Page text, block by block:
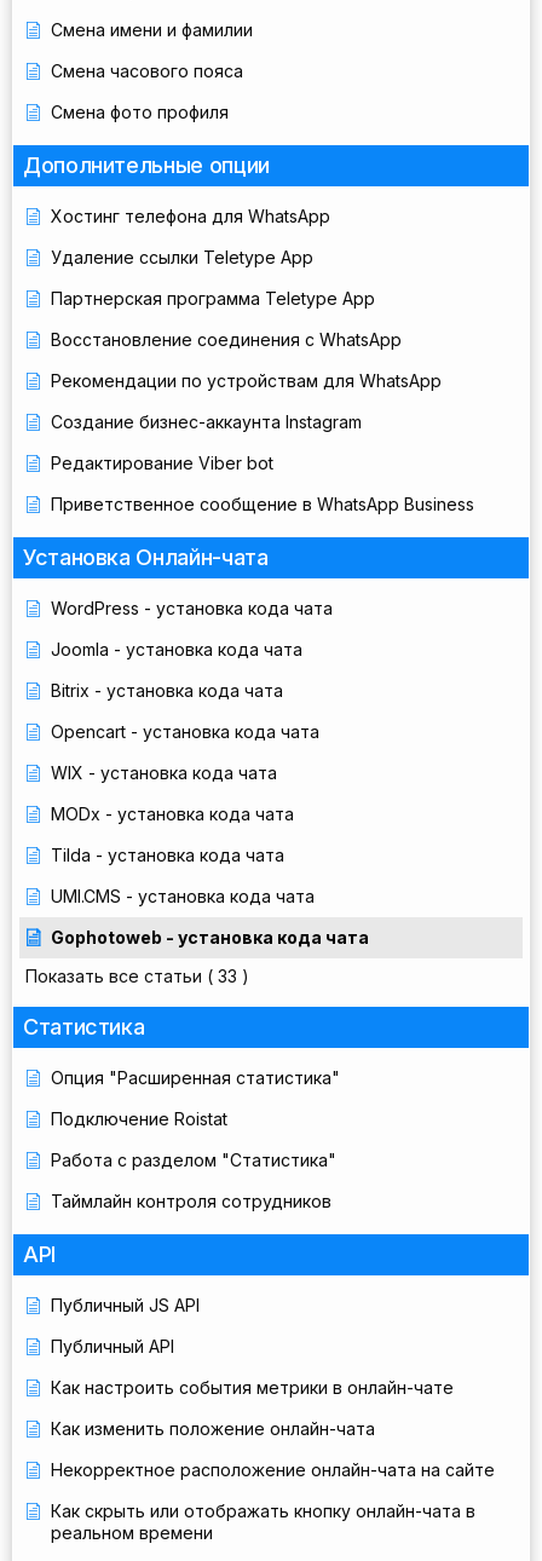
Смена имени и фамилии
Смена часового пояса
Смена фото профиля
Дополнительные опции
Хостинг телефона для WhatsApp
Удаление ссылки Teletype App
Партнерская программа Teletype App
Восстановление соединения с WhatsApp
Рекомендации по устройствам для WhatsApp
Создание бизнес-аккаунта Instagram
Редактирование Viber bot
Приветственное сообщение в WhatsApp Business
Установка Онлайн-чата
WordPress - установка кода чата
Joomla - установка кода чата
Bitrix - установка кода чата
Opencart - установка кода чата
WIX - установка кода чата
MODx - установка кода чата
Tilda - установка кода чата
UMI.CMS - установка кода чата
Gophotoweb - установка кода чата
Показать все статьи ( 33 )
Статистика
Опция "Расширенная статистика"
Подключение Roistat
Работа с разделом "Статистика"
Таймлайн контроля сотрудников
API
Публичный JS API
Публичный API
Как настроить события метрики в онлайн-чате
Как изменить положение онлайн-чата
Некорректное расположение онлайн-чата на сайте
Как скрыть или отображать кнопку онлайн-чата в
реальном времени